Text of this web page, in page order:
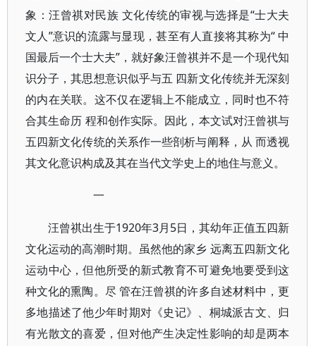
象：汪曾祺对民族 文化传统的审视与选择是“士大夫
文人”意识的流露与显现，甚至有人直接将其称为“ 中
国最后一个士大夫”，就好象汪曾祺并不是一个现代知
识分子，其思想意识似乎与五 四新文化传统并无深刻
的内在关联。这不仅在逻辑上不能成立，同时也不符
合其生命历 程和创作实际。因此，本文试对汪曾祺与
五四新文化传统的关系作一些剖析与阐释，从 而透视
其文化意识构成及其在当代文学史上的地住与意义。
一
汪曾祺出生于1920年3月5日，其幼年正值五四新
文化运动的高潮时期。虽然他的家乡 远离五四新文化
运动中心，但他所受的新式教育不可避免地要受到这
种文化的熏陶。尽 管在汪曾祺的许多自述材料中，更
多地描述了他少年时期对《史记》、桐城派古文、归
有光散文的喜爱，但对他产生决定性影响的却是两本